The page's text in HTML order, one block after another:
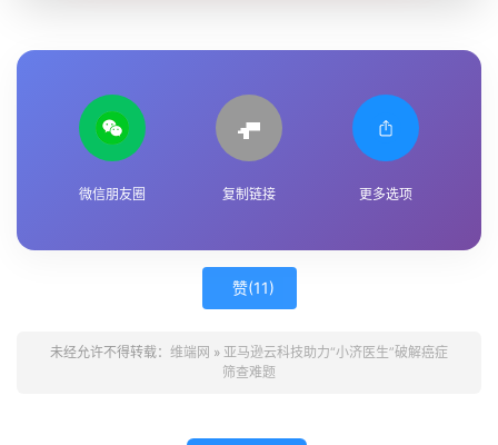
微信朋友圈 复制链接 更多选项
赞(11)
未经允许不得转载： 维端网 » 亚马逊云科技助力“小济医生”破解癌症
筛查难题